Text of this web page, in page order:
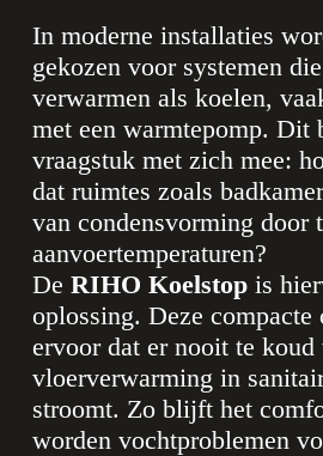
In moderne installaties
gekozen voor systemen
verwarmen als koelen,
met een warmtepomp. Dit
vraagstuk met zich mee:
dat ruimtes zoals
van condensvorming door
aanvoertemperaturen?
De RIHO Koelstopis
oplossing. Deze compacte
ervoor dat er nooit te koud
vloerverwarming in
stroomt. Zo blijft het
worden vochtproblemen